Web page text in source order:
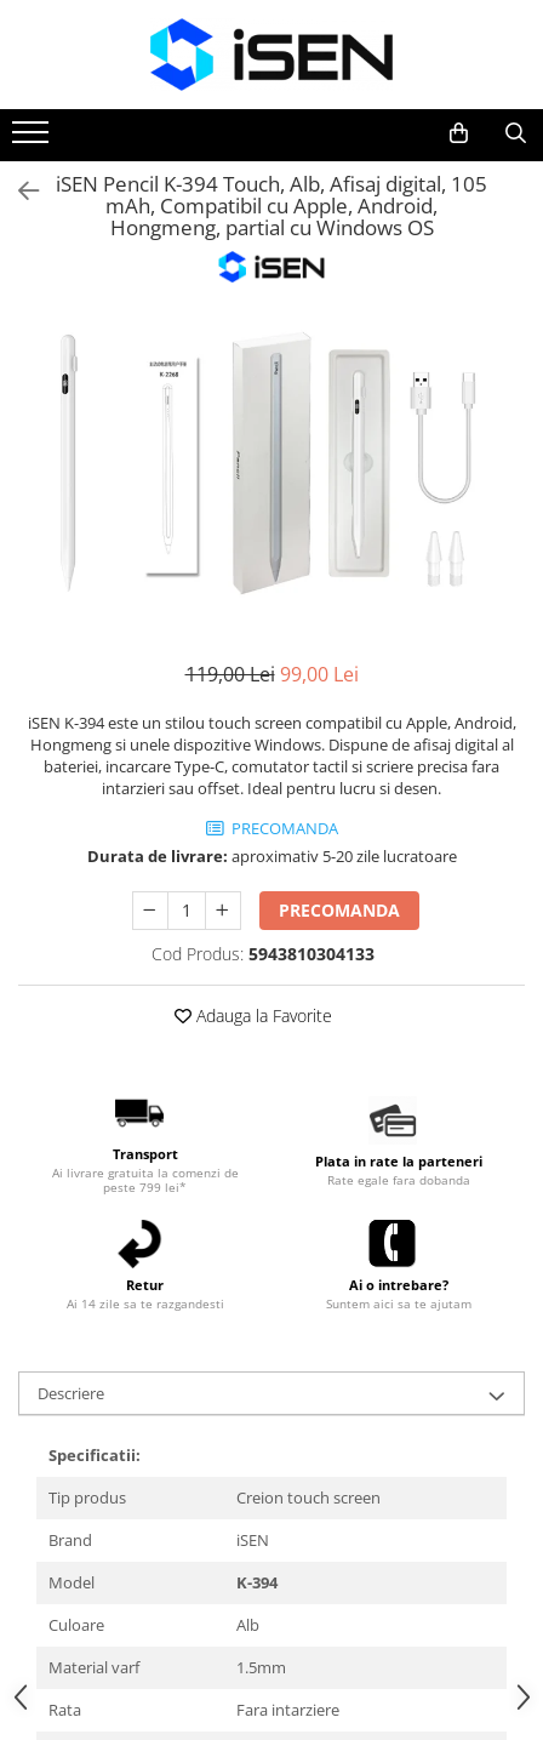
Trotinete electrice
Piese si accesorii
iSEN Pencil K-394 Touch, Alb, Afisaj digital, 105
mAh, Compatibil cu Apple, Android,
Hongmeng, partial cu Windows OS
119,00 Lei 99,00 Lei
iSEN K-394 este un stilou touch screen compatibil cu Apple, Android,
Hongmeng si unele dispozitive Windows. Dispune de afisaj digital al
bateriei, incarcare Type-C, comutator tactil si scriere precisa fara
intarzieri sau offset. Ideal pentru lucru si desen.
PRECOMANDA
Durata de livrare: aproximativ 5-20 zile lucratoare
PRECOMANDA
Cod Produs: 5943810304133
Adauga la Favorite
Transport
Ai livrare gratuita la comenzi de
peste 799 lei*
Plata in rate la parteneri
Rate egale fara dobanda
Retur
Ai 14 zile sa te razgandesti
Ai o intrebare?
Suntem aici sa te ajutam
Descriere
Specificatii:
Tip produs
Creion touch screen
Brand
iSEN
Model
K-394
Culoare
Alb
Material varf
1.5mm
Rata
Fara intarziere